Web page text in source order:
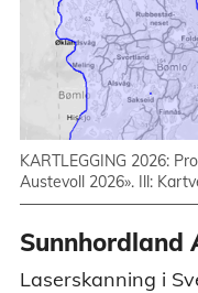
KARTLEGGING 2026:
Austevoll 2026». Ill:
Sunnhordland
Laserskanning i